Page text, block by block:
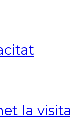
la visita